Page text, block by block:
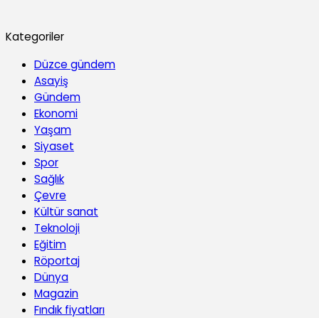
Kategoriler
Düzce gündem
Asayiş
Gündem
Ekonomi
Yaşam
Siyaset
Spor
Sağlık
Çevre
Kültür sanat
Teknoloji
Eğitim
Röportaj
Dünya
Magazin
Fındık fiyatları